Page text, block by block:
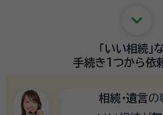
keyboard_arrow_down
「いい相続」
手続き1つから依
相続・遺言の